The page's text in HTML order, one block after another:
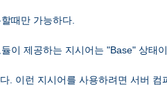
때만 가능하다.
이 제공하는 지시어는 "Base" 상태이
. 이런 지시어를 사용하려면 서버 컴